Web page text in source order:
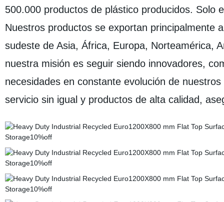
500.000 productos de plástico producidos. Solo
Nuestros productos se exportan principalmente
sudeste de Asia, África, Europa, Norteamérica,
nuestra misión es seguir siendo innovadores,
necesidades en constante evolución de
servicio sin igual y productos de alta calidad,